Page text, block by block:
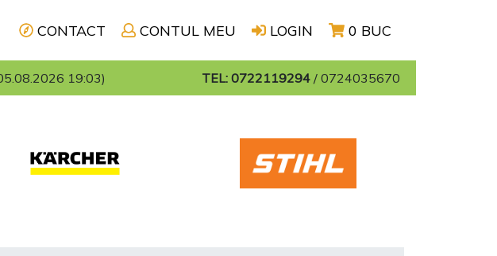
CONTACT CONTUL MEU LOGIN 0 BUC
19:03) TEL: 0722119294 / 0724035670